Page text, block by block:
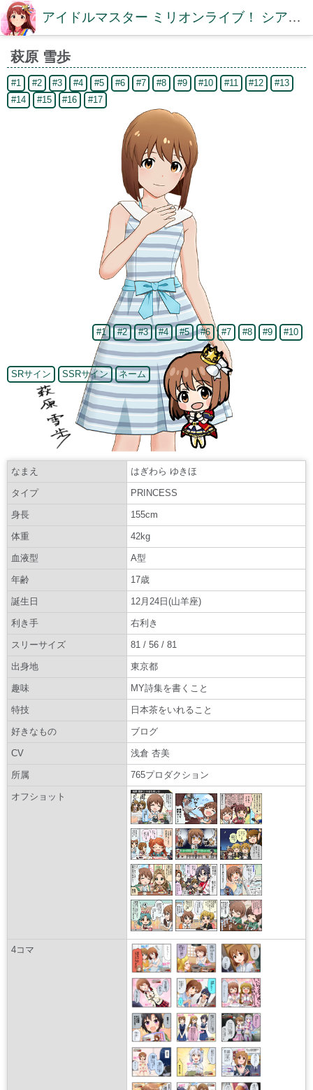
アイドルマスター ミリオンライブ！ シアターデイズDB【ミリシタDB】
萩原 雪歩
#1 #2 #3 #4 #5 #6 #7 #8 #9 #10 #11 #12
#13
#14
#15 #16 #17
#1 #2 #3 #4 #5 #6 #7 #8 #9 #10
SRサイン SSRサイン ネーム
なまえ はぎわら ゆきほ
タイプ PRINCESS
身長 155cm
体重 42kg
血液型 A型
年齢 17歳
誕生日 12月24日(山羊座)
利き手 右利き
スリーサイズ 81 / 56 / 81
出身地 東京都
趣味 MY詩集を書くこと
特技 日本茶をいれること
好きなもの ブログ
CV 浅倉 杏美
所属 765プロダクション
オフショット
4コマ